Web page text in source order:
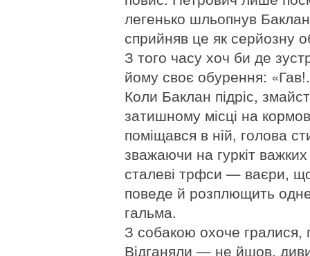
легенько шльопнув
сприйняв це як серйозну
З того часу хоч би де
йому своє обурення:
Коли Баклан підріс,
затишному місці на
поміщався в ній, голова
зважаючи на гуркіт
сталеві трфси — ваєри, що
поведе й розплющить
гальма.
З собакою охоче гралися,
Відганяли — не йшов,